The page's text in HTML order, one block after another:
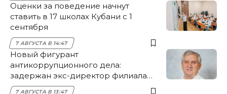
Оценки за поведение начнут
ставить в 17 школах Кубани с 1
сентября
7 АВГУСТА В 14:47
Новый фигурант
антикоррупционного дела:
задержан экс-директор филиала
НЭСК Крымска
7 АВГУСТА В 13:47